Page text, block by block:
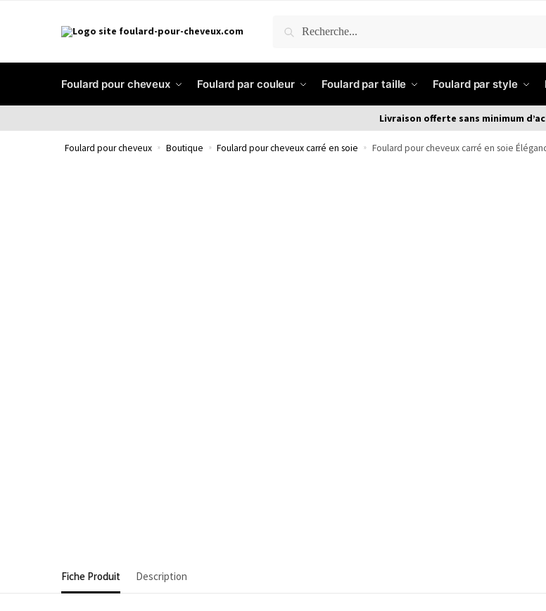
RECHERCHE
Foulard pour cheveux Foulard par couleur Foulard par taille Foulard par style
Livraison offerte sans minimum
Foulard pour cheveux » Boutique » Foulard pour cheveux carré en soie » Foulard pour cheveux carré en soie
Fiche Produit Description